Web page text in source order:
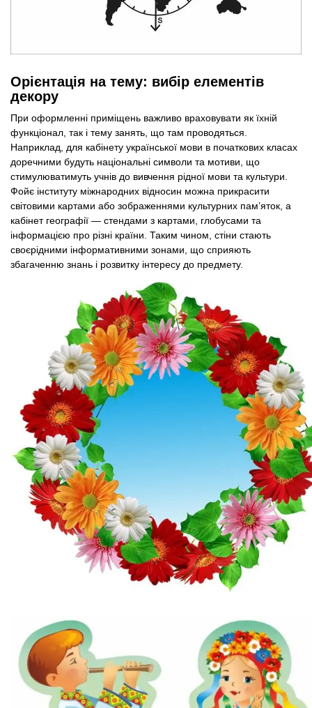
Орієнтація на тему: вибір елементів
декору
При оформленні приміщень важливо враховувати як їхній
функціонал, так і тему занять, що там проводяться.
Наприклад, для кабінету української мови в початкових класах
доречними будуть національні символи та мотиви, що
стимулюватимуть учнів до вивчення рідної мови та культури.
Фойє інституту міжнародних відносин можна прикрасити
світовими картами або зображеннями культурних пам’яток, а
кабінет географії — стендами з картами, глобусами та
інформацією про різні країни. Таким чином, стіни стають
своєрідними інформативними зонами, що сприяють
збагаченню знань і розвитку інтересу до предмету.